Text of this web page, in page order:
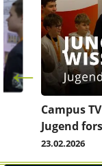
Campus
Jugend
23.02.2026